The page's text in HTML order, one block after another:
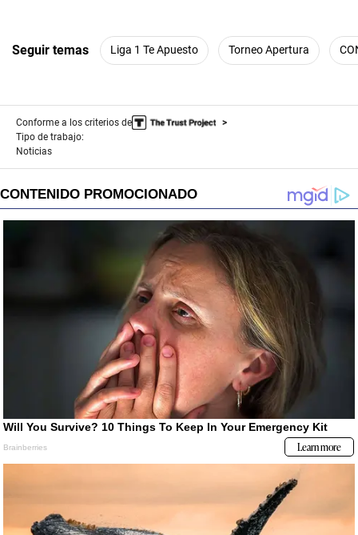
Seguir temas Liga 1 Te Apuesto Torneo Apertura
Conforme a los criterios de
Tipo de trabajo:
Noticias